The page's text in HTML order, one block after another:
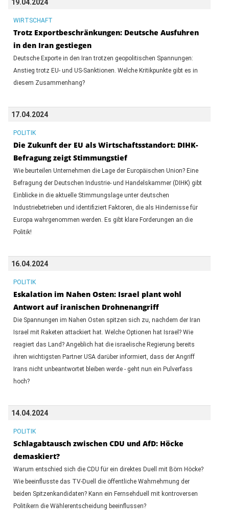
19.04.2024
WIRTSCHAFT
Trotz Exportbeschränkungen: Deutsche Ausfuhren
in den Iran gestiegen
Deutsche Exporte in den Iran trotzen geopolitischen Spannungen:
Anstieg trotz EU- und US-Sanktionen. Welche Kritikpunkte gibt es in
diesem Zusammenhang?
17.04.2024
POLITIK
Die Zukunft der EU als Wirtschaftsstandort: DIHK-
Befragung zeigt Stimmungstief
Wie beurteilen Unternehmen die Lage der Europäischen Union? Eine
Befragung der Deutschen Industrie- und Handelskammer (DIHK) gibt
Einblicke in die aktuelle Stimmungslage unter deutschen
Industriebetrieben und identifiziert Faktoren, die als Hindernisse für
Europa wahrgenommen werden. Es gibt klare Forderungen an die
Politik!
16.04.2024
POLITIK
Eskalation im Nahen Osten: Israel plant wohl
Antwort auf iranischen Drohnenangriff
Die Spannungen im Nahen Osten spitzen sich zu, nachdem der Iran
Israel mit Raketen attackiert hat. Welche Optionen hat Israel? Wie
reagiert das Land? Angeblich hat die israelische Regierung bereits
ihren wichtigsten Partner USA darüber informiert, dass der Angriff
Irans nicht unbeantwortet bleiben werde - geht nun ein Pulverfass
hoch?
14.04.2024
POLITIK
Schlagabtausch zwischen CDU und AfD: Höcke
demaskiert?
Warum entschied sich die CDU für ein direktes Duell mit Börn Höcke?
Wie beeinflusste das TV-Duell die öffentliche Wahrnehmung der
beiden Spitzenkandidaten? Kann ein Fernsehduell mit kontroversen
Politikern die Wählerentscheidung beeinflussen?